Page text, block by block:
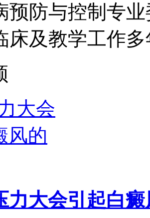
预防与控制专
床及教学工作
力大会引起白